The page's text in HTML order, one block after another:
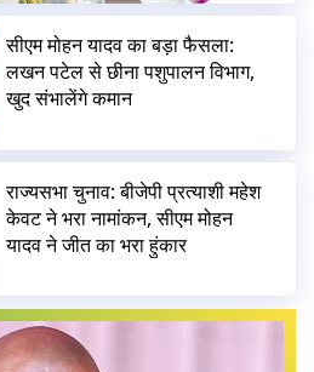
सीएम मोहन यादव का बड़ा फैसला:
लखन पटेल से छीना पशुपालन विभाग,
खुद संभालेंगे कमान
राज्यसभा चुनाव: बीजेपी प्रत्याशी महेश
केवट ने भरा नामांकन, सीएम मोहन
यादव ने जीत का भरा हुंकार